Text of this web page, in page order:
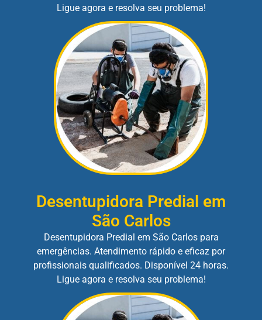
Ligue agora e resolva seu problema!
Desentupidora Predial em
São Carlos
Desentupidora Predial em São Carlos para
emergências. Atendimento rápido e eficaz por
profissionais qualificados. Disponível 24 horas.
Ligue agora e resolva seu problema!